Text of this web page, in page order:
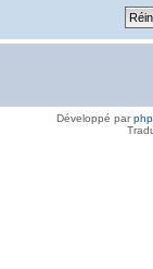
Développé par